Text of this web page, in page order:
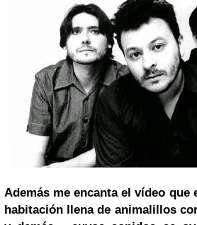
Además me encanta el vídeo que
habitación llena de animalillos